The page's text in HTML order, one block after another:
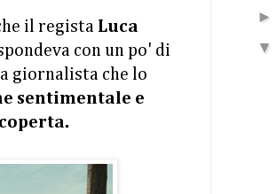
il regista Luca
con un po' di
giornalista che lo
sentimentale e
►
▼